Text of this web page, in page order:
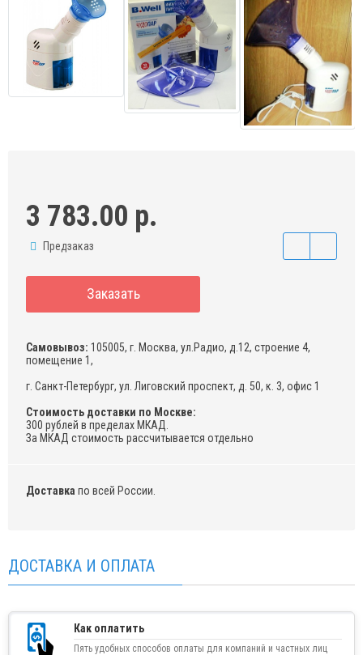
3 783.00 р.
Предзаказ
Заказать
Самовывоз: 105005, г. Москва, ул.Радио, д.12, строение 4,
помещение 1,
г. Санкт-Петербург, ул. Лиговский проспект, д. 50, к. 3, офис 1
Стоимость доставки по Москве:
300 рублей в пределах МКАД.
За МКАД стоимость рассчитывается отдельно
Доставка по всей России.
ДОСТАВКА И ОПЛАТА
Как оплатить
Пять удобных способов оплаты для компаний и частных лиц